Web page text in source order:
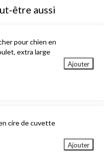
être aussi
pour chien en
extra large
Ajouter
cire de cuvette
Ajouter